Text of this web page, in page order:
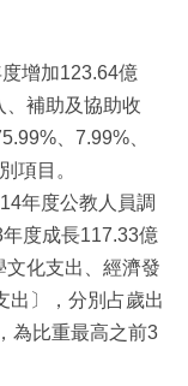
增加123.64億
、補助及協助收
、7.99%、
項目。
年度公教人員調
度成長117.33億
文化支出、經濟發
出〕，分別占歲出
為比重最高之前3